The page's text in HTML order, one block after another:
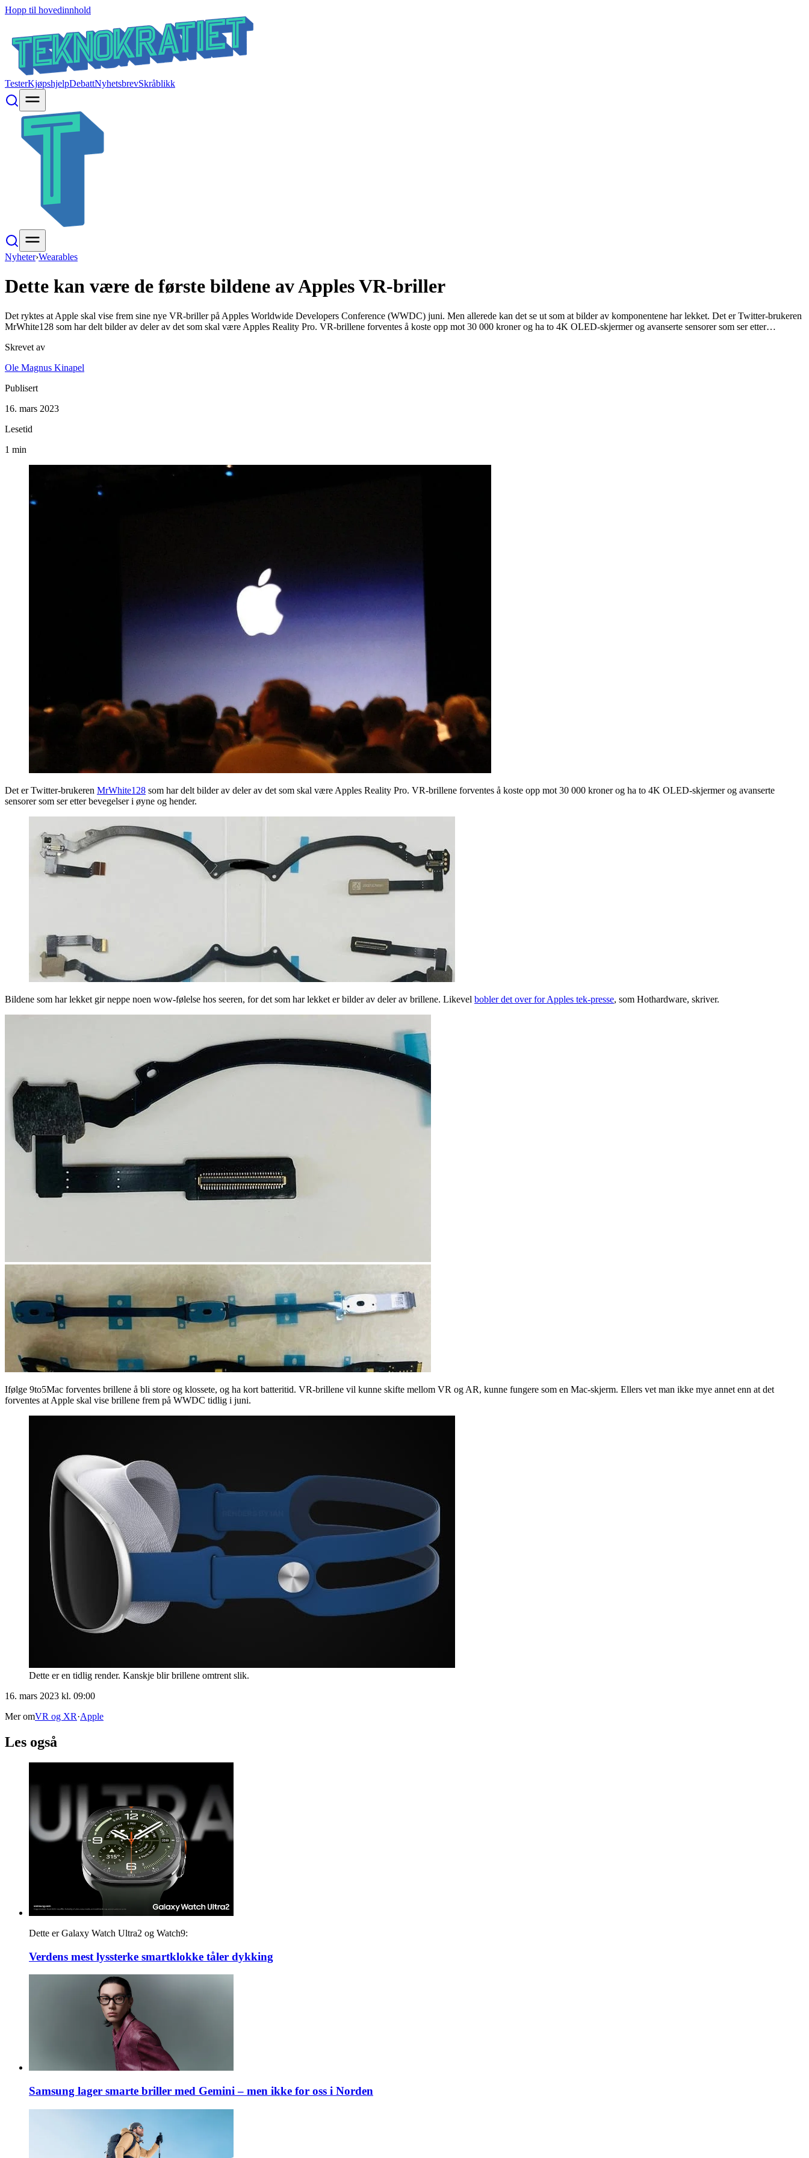
Hopp til hovedinnhold
TesterKjøpshjelpDebattNyhetsbrevSkråblikk
Nyheter›Wearables
Dette kan være de første bildene av Apples VR-briller
Det ryktes at Apple skal vise frem sine nye VR-briller på Apples Worldwide Developers Conference (WWDC) juni. Men allerede kan det se ut som at bilder av komponentene har lekket. Det er Twitter-brukeren
MrWhite128 som har delt bilder av deler av det som skal være Apples Reality Pro. VR-brillene forventes å koste opp mot 30 000 kroner og ha to 4K OLED-skjermer og avanserte sensorer som ser etter…
Skrevet av
Ole Magnus Kinapel
Publisert
16. mars 2023
Lesetid
1 min
Det er Twitter-brukeren MrWhite128 som har delt bilder av deler av det som skal være Apples Reality Pro. VR-brillene forventes å koste opp mot 30 000 kroner og ha to 4K OLED-skjermer og avanserte
sensorer som ser etter bevegelser i øyne og hender.
Bildene som har lekket gir neppe noen wow-følelse hos seeren, for det som har lekket er bilder av deler av brillene. Likevel bobler det over for Apples tek-presse, som Hothardware, skriver.
Ifølge 9to5Mac forventes brillene å bli store og klossete, og ha kort batteritid. VR-brillene vil kunne skifte mellom VR og AR, kunne fungere som en Mac-skjerm. Ellers vet man ikke mye annet enn at det
forventes at Apple skal vise brillene frem på WWDC tidlig i juni.
Dette er en tidlig render. Kanskje blir brillene omtrent slik.
16. mars 2023 kl. 09:00
Mer omVR og XR·Apple
Les også
Dette er Galaxy Watch Ultra2 og Watch9:
Verdens mest lyssterke smartklokke tåler dykking
Samsung lager smarte briller med Gemini – men ikke for oss i Norden